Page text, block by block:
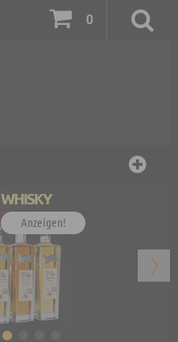
0
WHISKY
Anzeigen!